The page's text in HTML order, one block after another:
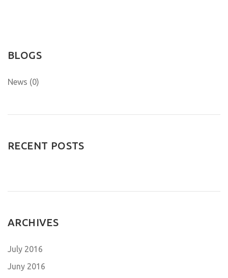
BLOGS
News (0)
RECENT POSTS
ARCHIVES
July 2016
Juny 2016